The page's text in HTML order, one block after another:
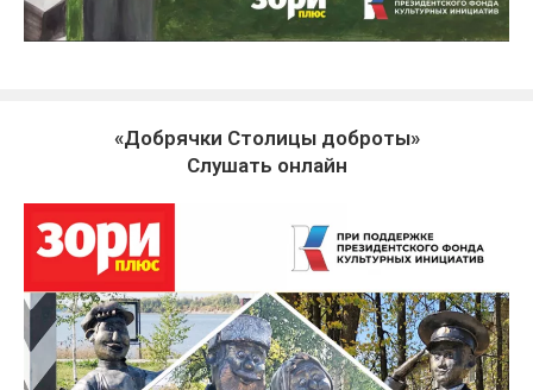
«Добрячки Столицы доброты»
Слушать онлайн